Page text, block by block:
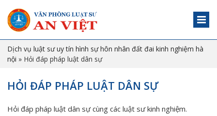
Dịch vụ luật sư uy tín hình sự hôn nhân đất đai kinh nghiệm hà
nội » Hỏi đáp pháp luật dân sự
HỎI ĐÁP PHÁP LUẬT DÂN SỰ
Hỏi đáp pháp luật dân sự cùng các luật sư kinh nghiệm.